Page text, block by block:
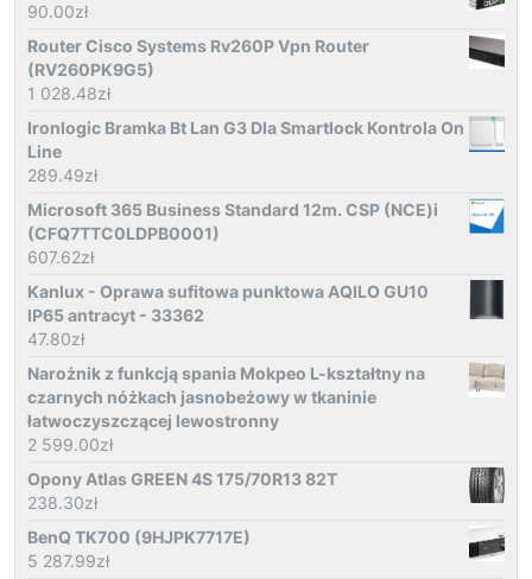
90.00zł
Router Cisco Systems Rv260P Vpn Router
(RV260PK9G5)
1 028.48zł
Ironlogic Bramka Bt Lan G3 Dla Smartlock Kontrola On
Line
289.49zł
Microsoft 365 Business Standard 12m. CSP (NCE)i
(CFQ7TTC0LDPB0001)
607.62zł
Kanlux - Oprawa sufitowa punktowa AQILO GU10
IP65 antracyt - 33362
47.80zł
Narożnik z funkcją spania Mokpeo L-kształtny na
czarnych nóżkach jasnobeżowy w tkaninie
łatwoczyszczącej lewostronny
2 599.00zł
Opony Atlas GREEN 4S 175/70R13 82T
238.30zł
BenQ TK700 (9HJPK7717E)
5 287.99zł